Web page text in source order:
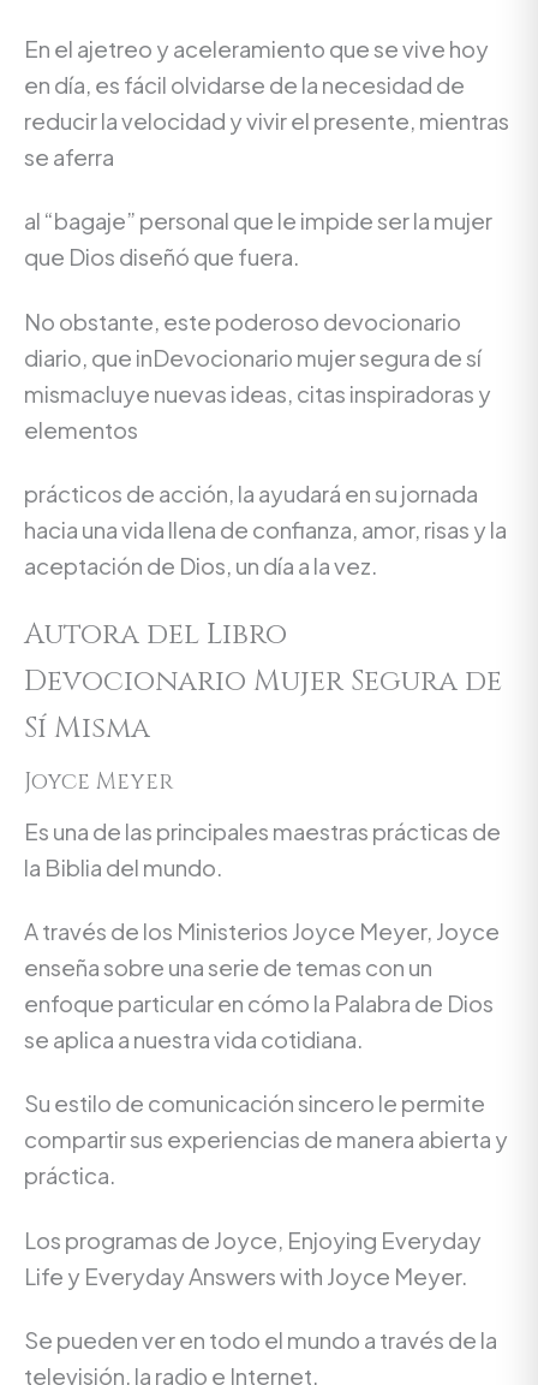
En el ajetreo y aceleramiento que se vive hoy
en día, es fácil olvidarse de la necesidad de
reducir la velocidad y vivir el presente, mientras
se aferra
al “bagaje” personal que le impide ser la mujer
que Dios diseñó que fuera.
No obstante, este poderoso devocionario
diario, que inDevocionario mujer segura de sí
mismacluye nuevas ideas, citas inspiradoras y
elementos
prácticos de acción, la ayudará en su jornada
hacia una vida llena de confianza, amor, risas y la
aceptación de Dios, un día a la vez.
Autora del Libro
Devocionario Mujer Segura de
Sí Misma
Joyce Meyer
Es una de las principales maestras prácticas de
la Biblia del mundo.
A través de los Ministerios Joyce Meyer, Joyce
enseña sobre una serie de temas con un
enfoque particular en cómo la Palabra de Dios
se aplica a nuestra vida cotidiana.
Su estilo de comunicación sincero le permite
compartir sus experiencias de manera abierta y
práctica.
Los programas de Joyce, Enjoying Everyday
Life y Everyday Answers with Joyce Meyer.
Se pueden ver en todo el mundo a través de la
televisión, la radio e Internet.